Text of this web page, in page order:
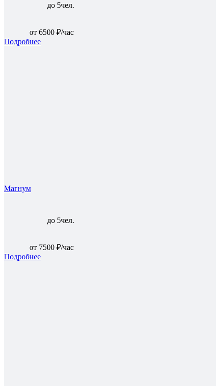
до 5чел.
от 6500 ₽/час
Подробнее
Магнум
до 5чел.
от 7500 ₽/час
Подробнее